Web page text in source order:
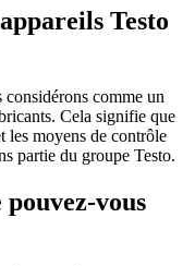
Testo
comme un
Cela signifie que
les moyens de contrôle
partie du groupe Testo.
vous